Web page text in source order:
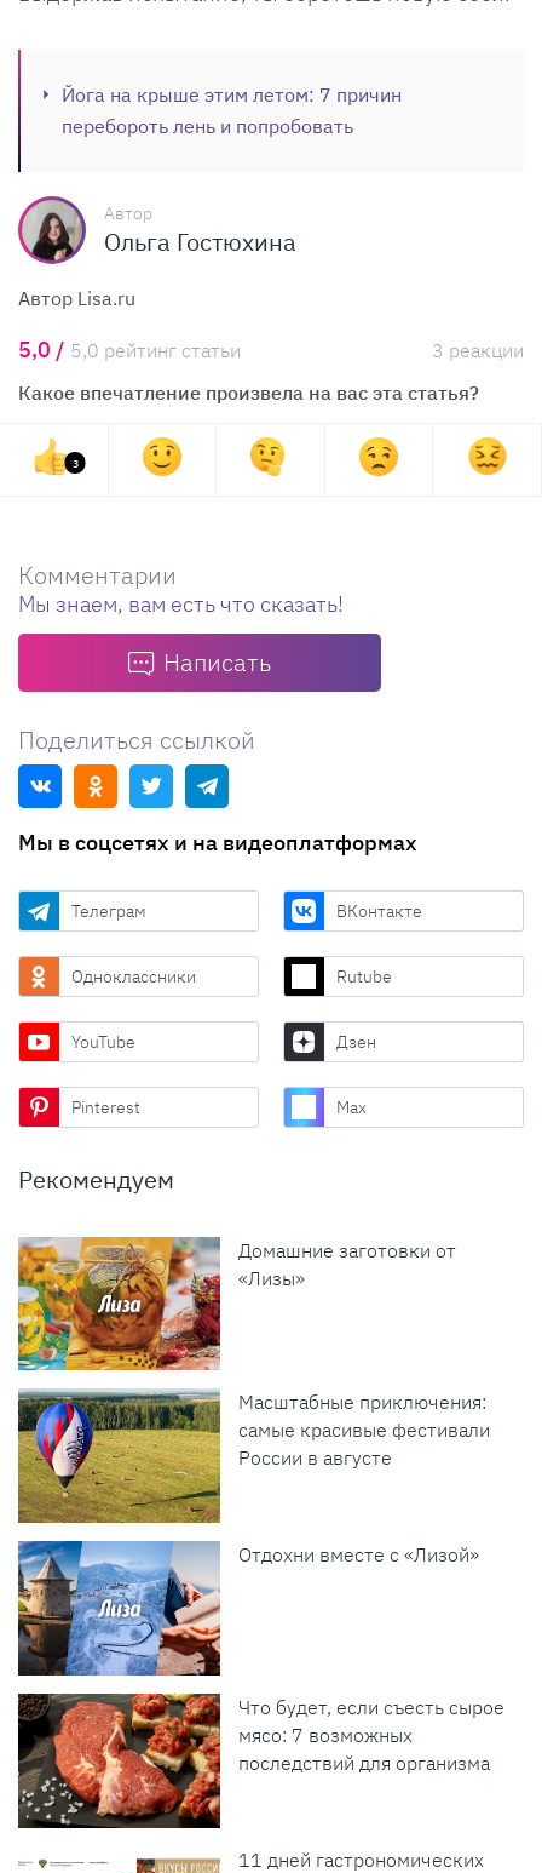
Йога на крыше этим летом: 7 причин
перебороть лень и попробовать
Автор
Ольга Гостюхина
Автор Lisa.ru
5,0 / 5,0 рейтинг статьи
3 реакции
Какое впечатление произвела на вас эта статья?
3
Комментарии
Мы знаем, вам есть что сказать!
Написать
Поделиться ссылкой
Мы в соцсетях и на видеоплатформах
Телеграм ВКонтакте
Одноклассники Rutube
YouTube Дзен
Pinterest Max
Рекомендуем
Домашние заготовки от
«Лизы»
Масштабные приключения:
самые красивые фестивали
России в августе
Отдохни вместе с «Лизой»
Что будет, если съесть сырое
мясо: 7 возможных
последствий для организма
11 дней гастрономических